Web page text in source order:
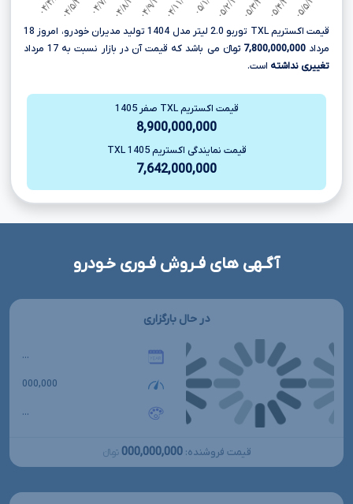
قیمت اکستریم TXL توربو 2.0 لیتر مدل 1404 تولید مدیران خودرو، امروز 18
مرداد7,800,000,000 تومانءءء می باشد که قیمت آن در بازار نسبت به 17 مرداد
تغییری نداشته است.
قیمت اکستریم TXL صفر 1405
8,900,000,000
قیمت نمایندگی اکستریم TXL 1405
7,642,000,000
آگـهی های فـروش فـوری خـودرو
در حال بارگزاری
...
000,000
...
قیمت فروشنده: 000,000,000 تومانءءء